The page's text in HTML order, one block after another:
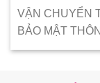
VẬN CHUYỂN
BẢO MẬT